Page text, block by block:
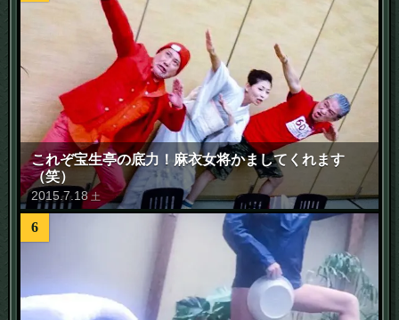
これぞ宝生亭の底力！麻衣女将かましてくれます
（笑）
2015.7. 18 土
6